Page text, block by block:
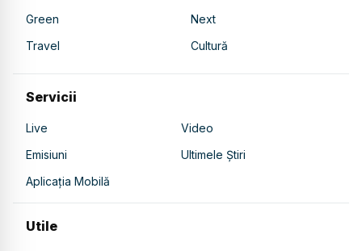
Green
Next
Travel
Cultură
Servicii
Live
Video
Emisiuni
Ultimele Știri
Aplicația Mobilă
Utile